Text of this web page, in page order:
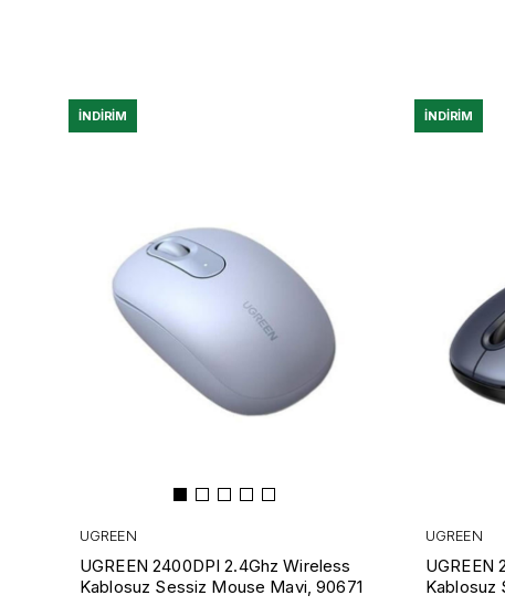
UGREEN
UGREEN 2400DPI 2.4Ghz Wireless
Kablosuz Sessiz Mouse Mavi, 90671
İNDIRIM
UGREEN
UGREEN
Kablosuz
İNDIRIM